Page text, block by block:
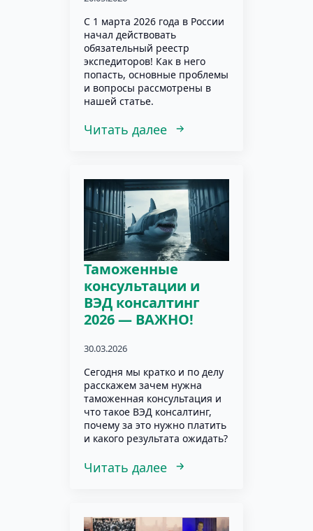
С 1 марта 2026 года в России
начал действовать
обязательный реестр
экспедиторов! Как в него
попасть, основные проблемы
и вопросы рассмотрены в
нашей статье.
Читать далее
Таможенные
консультации и
ВЭД консалтинг
2026 — ВАЖНО!
30.03.2026
Сегодня мы кратко и по делу
расскажем зачем нужна
таможенная консультация и
что такое ВЭД консалтинг,
почему за это нужно платить
и какого результата ожидать?
Читать далее